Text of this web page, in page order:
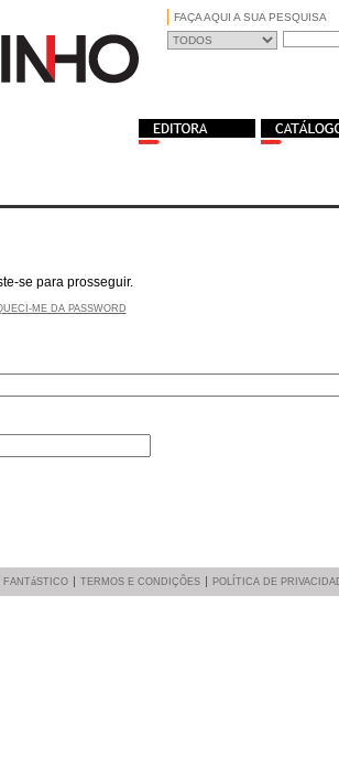
FAÇA AQUI A SUA PESQUISA
se para prosseguir.
ME DA PASSWORD
FANTáSTICO TERMOS E CONDIÇÕES POLÍTICA DE